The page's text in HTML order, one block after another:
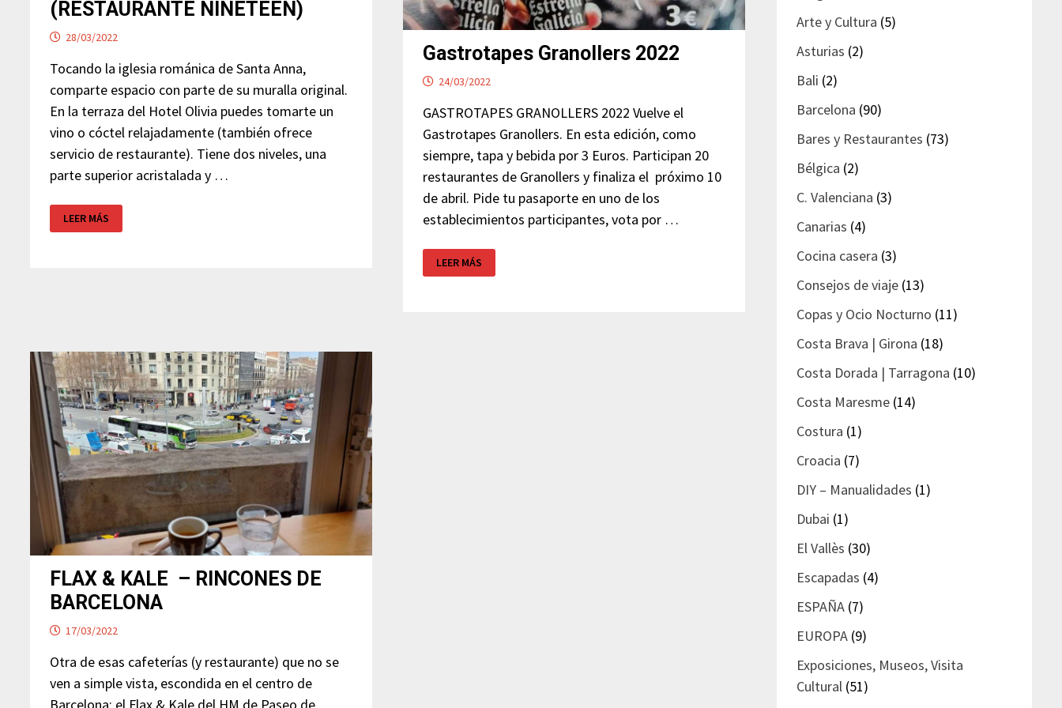
(RESTAURANTE NINETEEN)
28/03/2022
Tocando la iglesia románica de Santa Anna,
comparte espacio con parte de su muralla original.
En la terraza del Hotel Olivia puedes tomarte un
vino o cóctel relajadamente (también ofrece
servicio de restaurante). Tiene dos niveles, una
parte superior acristalada y …
TERRAZA
HOTEL
OLIVIA
LEER MÁS
Gastrotapes Granollers 2022
24/03/2022
GASTROTAPES GRANOLLERS 2022 Vuelve el
Gastrotapes Granollers. En esta edición, como
siempre, tapa y bebida por 3 Euros. Participan 20
restaurantes de Granollers y finaliza el próximo 10
de abril. Pide tu pasaporte en uno de los
establecimientos participantes, vota por …
GASTROTAPES
GRANOLLERS
2022
LEER MÁS
FLAX & KALE – RINCONES DE
BARCELONA
17/03/2022
Otra de esas cafeterías (y restaurante) que no se
ven a simple vista, escondida en el centro de
Barcelona: el Flax & Kale del HM de Paseo de
Arte y Cultura (5)
Asturias (2)
Bali (2)
Barcelona (90)
Bares y Restaurantes (73)
Bélgica (2)
C. Valenciana (3)
Canarias (4)
Cocina casera (3)
Consejos de viaje (13)
Copas y Ocio Nocturno (11)
Costa Brava | Girona (18)
Costa Dorada | Tarragona (10)
Costa Maresme (14)
Costura (1)
Croacia (7)
DIY – Manualidades (1)
Dubai (1)
El Vallès (30)
Escapadas (4)
ESPAÑA (7)
EUROPA (9)
Exposiciones, Museos, Visita
Cultural (51)